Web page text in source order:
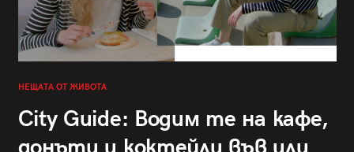
НЕЩАТА ОТ ЖИВОТА
City Guide: Водим те на кафе,